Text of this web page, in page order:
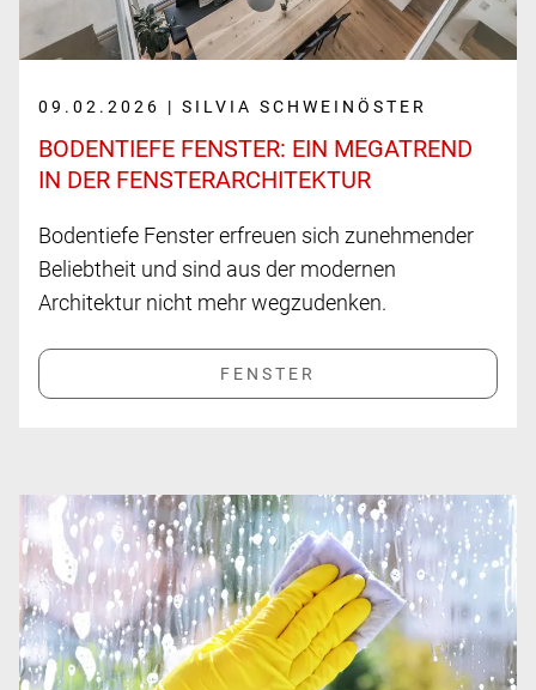
09.02.2026 | SILVIA SCHWEINÖSTER
BODENTIEFE FENSTER: EIN MEGA­TREND
IN DER FENSTER­ARCHITEKTUR
Bodentiefe Fenster erfreuen sich zunehmender
Beliebtheit und sind aus der modernen
Architektur nicht mehr wegzudenken.